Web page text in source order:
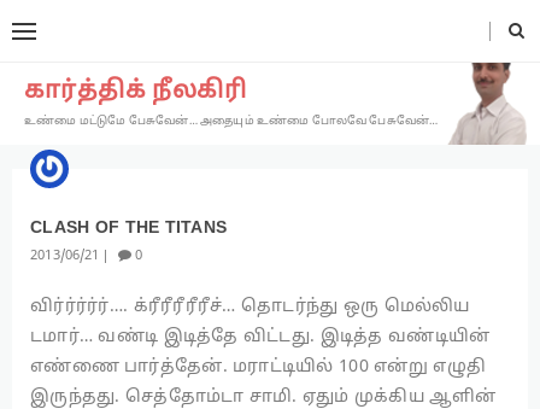
கார்த்திக் நீலகிரி
உண்மை மட்டுமே பேசுவேன்… அதையும் உண்மை போலவே பேசுவேன்…
EXPERIENCE
CLASH OF THE TITANS
2013 06 21 0
விர்ர்ர்ர்ர்…. க்ரீரீரீரீரீச்… தொடர்ந்து ஒரு மெல்லிய
டமார்… வண்டி இடித்தே விட்டது. இடித்த வண்டியின்
எண்ணை பார்த்தேன். மராட்டியில் 100 என்று எழுதி
இருந்தது. செத்தோம்டா சாமி. ஏதும் முக்கிய ஆளின்